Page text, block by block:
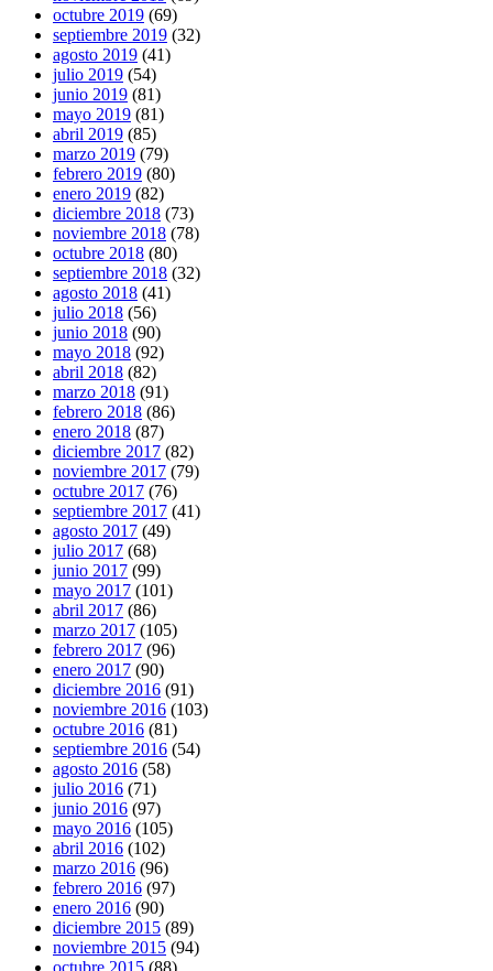
octubre 2019 (69)
septiembre 2019 (32)
agosto 2019 (41)
julio 2019 (54)
junio 2019 (81)
mayo 2019 (81)
abril 2019 (85)
marzo 2019 (79)
febrero 2019 (80)
enero 2019 (82)
diciembre 2018 (73)
noviembre 2018 (78)
octubre 2018 (80)
septiembre 2018 (32)
agosto 2018 (41)
julio 2018 (56)
junio 2018 (90)
mayo 2018 (92)
abril 2018 (82)
marzo 2018 (91)
febrero 2018 (86)
enero 2018 (87)
diciembre 2017 (82)
noviembre 2017 (79)
octubre 2017 (76)
septiembre 2017 (41)
agosto 2017 (49)
julio 2017 (68)
junio 2017 (99)
mayo 2017 (101)
abril 2017 (86)
marzo 2017 (105)
febrero 2017 (96)
enero 2017 (90)
diciembre 2016 (91)
noviembre 2016 (103)
octubre 2016 (81)
septiembre 2016 (54)
agosto 2016 (58)
julio 2016 (71)
junio 2016 (97)
mayo 2016 (105)
abril 2016 (102)
marzo 2016 (96)
febrero 2016 (97)
enero 2016 (90)
diciembre 2015 (89)
noviembre 2015 (94)
octubre 2015 (88)